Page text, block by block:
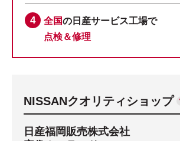
全国の日産サービス工場で
点検＆修理
NISSANクオリティショップ
日産福岡販売株式会社